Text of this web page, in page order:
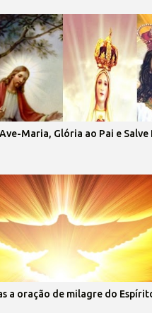
Maria, Glória ao Pai e Salve
a oração de milagre do